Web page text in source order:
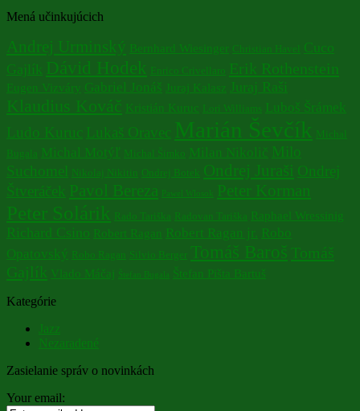
Mená učinkujúcich
Andrej Urminský Bernhard Wiesinger Christian Havel Cuco
Gajlík Dávid Hodek Enrico Crivellaro Erik Rothenstein
Eugen Vizváry Gabriel Jonáš Juraj Kalasz Juraj Raši
Klaudius Kováč Kristián Kuruc Lori Williams Luboš Šrámek
Ludo Kuruc Lukaš Oravec Marián Ševčík Michal
Bugala Michal Motýľ Michal Šimko Milan Nikolič Milo
Suchomel Nikolaj Nikitin Ondrej Botek Ondrej Juraši Ondrej
Štveráček Pavol Bereza Pawel Wlosok Peter Korman
Peter Solárik Rado Tariška Radovan Tariška Raphael Wressinig
Richard Csino Robert Ragan Robert Ragan jr. Robo
Opatovský Robo Ragan Silvio Berger Tomáš Baroš Tomáš
Gajlík Vlado Máčaj Štefan Bugala Štefan Pišta Bartuš
Kategórie
Jazz
Nezaradené
Zasielanie správ o novinkách
Your email: